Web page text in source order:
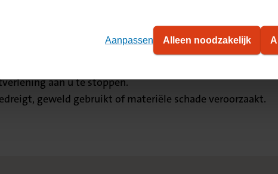
Alleen noodzakelijk
Aanpassen
later moment opnieuw te proberen.
voor een bepaalde periode.
aan u te stoppen.
geweld gebruikt of materiële schade veroorzaakt.